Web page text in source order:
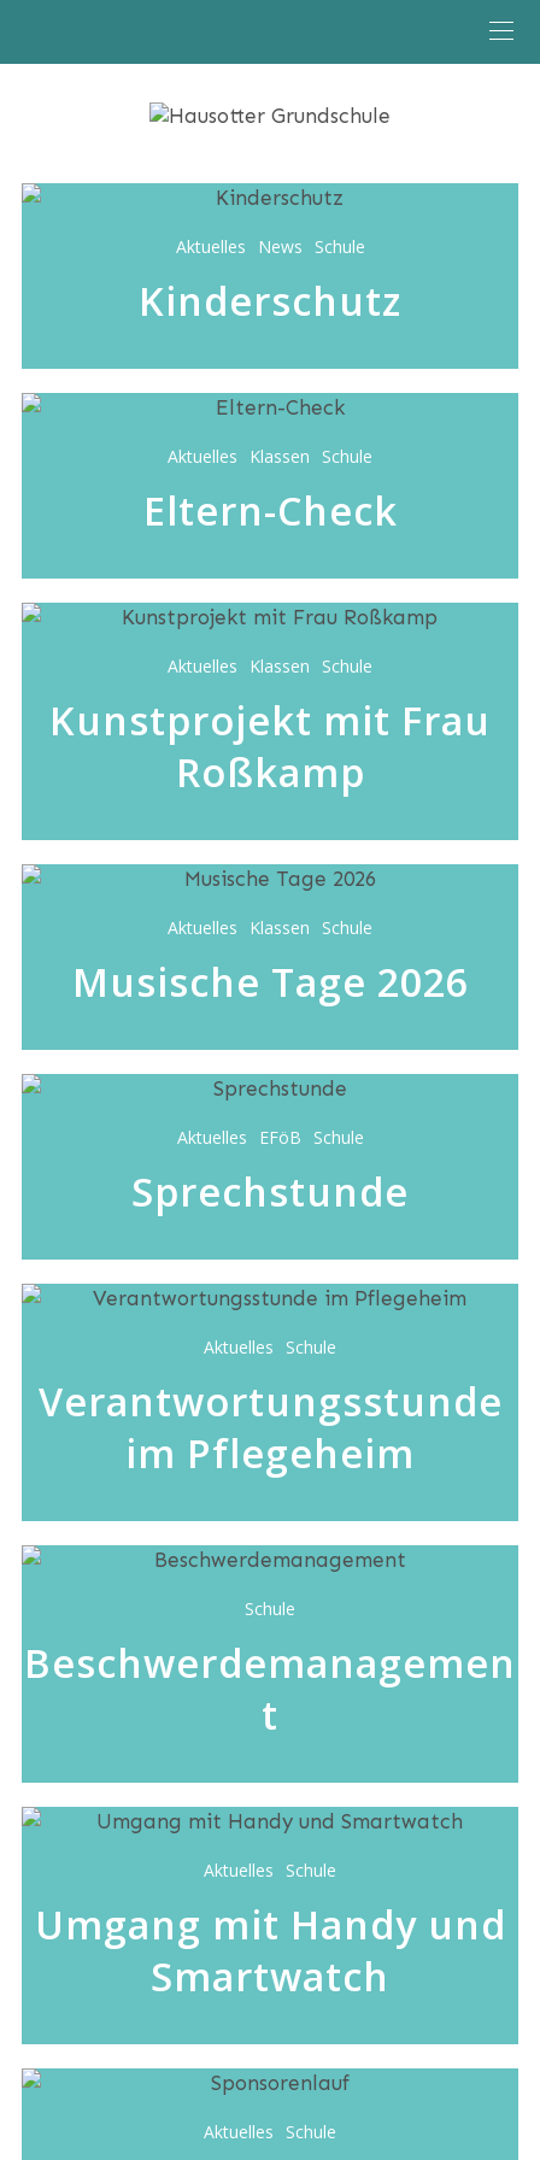
Aktuelles News Schule
Kinderschutz
Aktuelles Klassen Schule
Eltern-Check
Aktuelles Klassen Schule
Kunstprojekt mit Frau
Roßkamp
Aktuelles Klassen Schule
Musische Tage 2026
Aktuelles EFöB Schule
Sprechstunde
Aktuelles Schule
Verantwortungsstunde
im Pflegeheim
Schule
Beschwerdemanagemen
t
Aktuelles Schule
Umgang mit Handy und
Smartwatch
Aktuelles Schule